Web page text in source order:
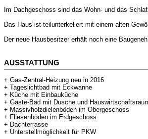
Im Dachgeschoss sind das Wohn- und das
Das Haus ist teilunterkellert mit einem alten
Der neue Hausbesitzer erhält noch eine
AUSSTATTUNG
+ Gas-Zentral-Heizung neu in 2016
+ Tageslichtbad mit Eckwanne
+ Küche mit Einbauküche
+ Gäste-Bad mit Dusche und
+ Massivholzdielenböden im Obergeschoss
+ Fliesenböden im Erdgeschoss
+ Dachterrasse
+ Unterstellmöglichkeit für PKW